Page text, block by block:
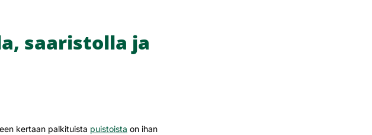
saaristolla ja
kertaan palkituista puistoista on ihan